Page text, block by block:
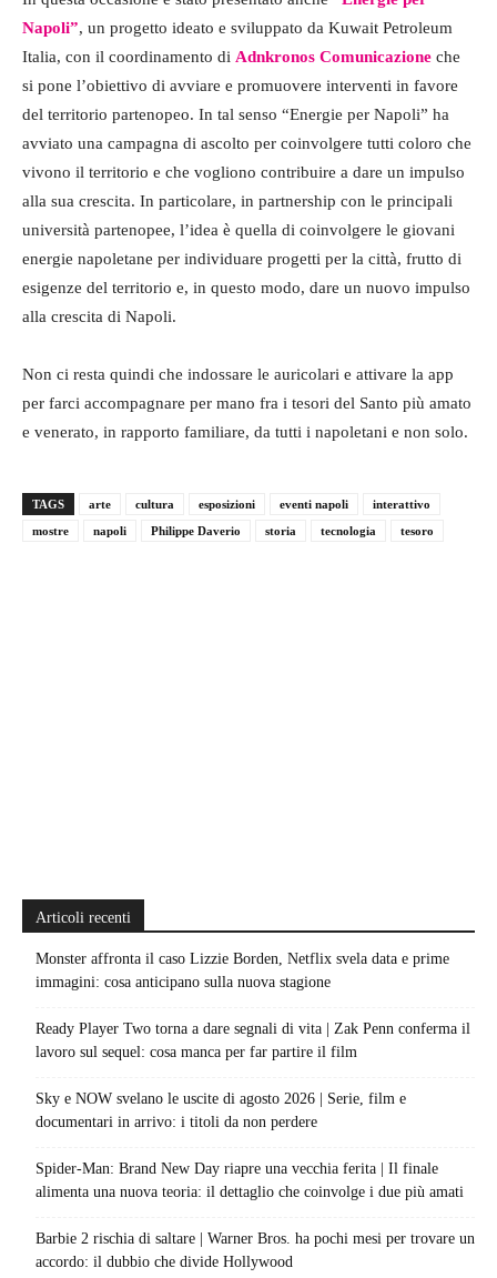
Napoli”, un progetto ideato e sviluppato da Kuwait Petroleum
Italia, con il coordinamento di Adnkronos Comunicazione che
si pone l’obiettivo di avviare e promuovere interventi in favore
del territorio partenopeo. In tal senso “Energie per Napoli” ha
avviato una campagna di ascolto per coinvolgere tutti coloro che
vivono il territorio e che vogliono contribuire a dare un impulso
alla sua crescita. In particolare, in partnership con le principali
università partenopee, l’idea è quella di coinvolgere le giovani
energie napoletane per individuare progetti per la città, frutto di
esigenze del territorio e, in questo modo, dare un nuovo impulso
alla crescita di Napoli.
Non ci resta quindi che indossare le auricolari e attivare la app
per farci accompagnare per mano fra i tesori del Santo più amato
e venerato, in rapporto familiare, da tutti i napoletani e non solo.
TAGS arte cultura esposizioni eventi napoli
interattivo
mostre
napoli Philippe Daverio storia tecnologia tesoro
Articoli recenti
Monster affronta il caso Lizzie Borden, Netflix svela data e prime
immagini: cosa anticipano sulla nuova stagione
Ready Player Two torna a dare segnali di vita | Zak Penn conferma il
lavoro sul sequel: cosa manca per far partire il film
Sky e NOW svelano le uscite di agosto 2026 | Serie, film e
documentari in arrivo: i titoli da non perdere
Spider-Man: Brand New Day riapre una vecchia ferita | Il finale
alimenta una nuova teoria: il dettaglio che coinvolge i due più amati
Barbie 2 rischia di saltare | Warner Bros. ha pochi mesi per trovare un
accordo: il dubbio che divide Hollywood